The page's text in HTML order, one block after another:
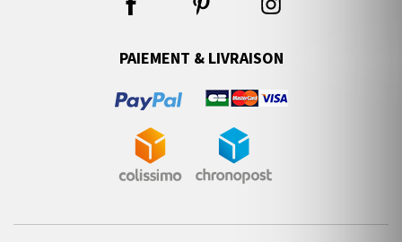
PAIEMENT & LIVRAISON